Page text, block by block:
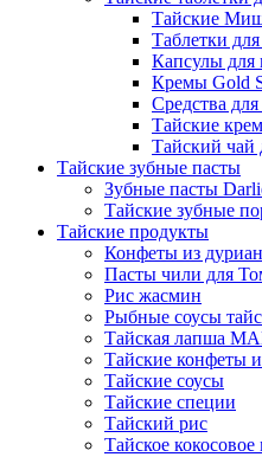
Тайские
Таблетки
Капсулы для
Кремы Gold
Средства
Тайские
Тайский чай
Тайские зубные пасты
Зубные пасты
Тайские зубные
Тайские продукты
Конфеты из
Пасты чили для
Рис жасмин
Рыбные соусы
Тайская лапша
Тайские конфеты и
Тайские соусы
Тайские специи
Тайский рис
Тайское кокосовое